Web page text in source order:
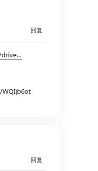
回复
drive…
WQIjb6ot
回复